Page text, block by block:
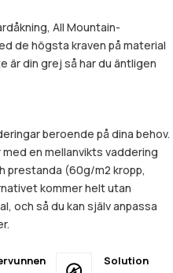
All Mountain-
de högsta kraven på material
är din grej så har du äntligen
beroende på dina behov.
en mellanvikts vaddering
prestanda (60g/m2 kropp,
kommer helt utan
och så du kan själv anpassa
Solution